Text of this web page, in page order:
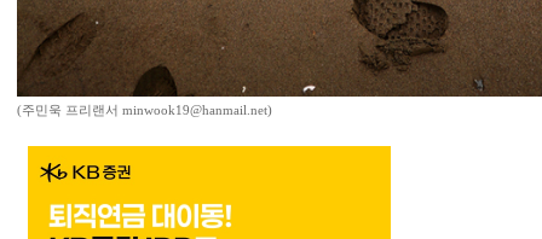
(주민욱 프리랜서 minwook19@hanmail.net)